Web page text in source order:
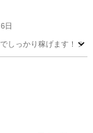
日
っかり稼げます！ 未